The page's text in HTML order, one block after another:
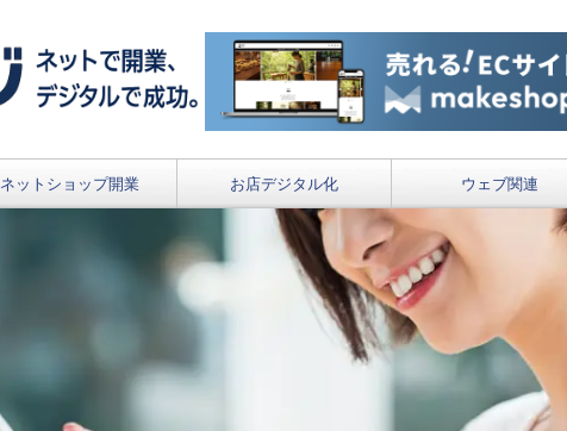
ネットショップ開業 お店デジタル化 ウェブ関連